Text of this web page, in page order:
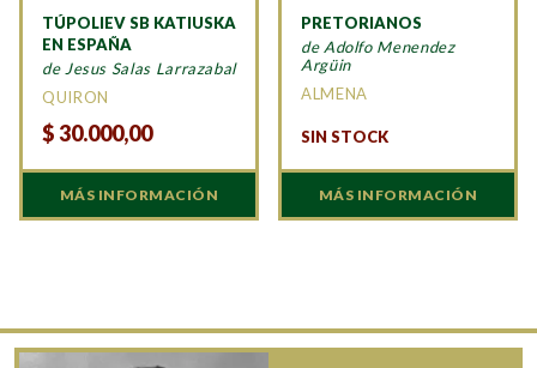
TÚPOLIEV SB KATIUSKA
EN ESPAÑA
de Jesus Salas Larrazabal
QUIRON
$30.000,00
MÁS INFORMACIÓN
PRETORIANOS
de Adolfo Menendez
Argüin
ALMENA
SIN STOCK
MÁS INFORMACIÓN